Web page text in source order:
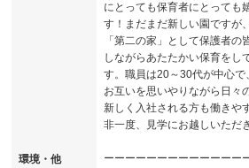
環境・他
にとっても保育者にとっても
す！まだまだ新しい園ですが
「第二の家」として保護者
しながらあたたかい保育をし
す。職員は20～30代が中心で
お互いを思いやりながら日々
新しく入社される方も働きや
非一度、見学にお越しいただ
ーーーーーーーーーーーーー